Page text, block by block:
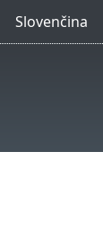
Slovenčina